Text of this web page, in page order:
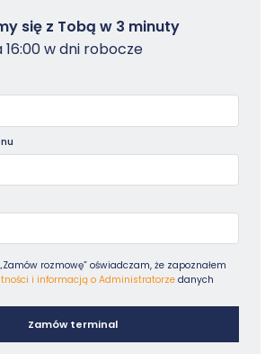
się z Tobą w 3 minuty
16:00 w dni robocze
rozmowę” oświadczam, że zapoznałem
i informacją o Administratorze danych
Zamów terminal